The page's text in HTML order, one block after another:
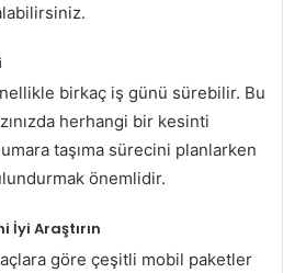
birkaç iş günü sürebilir. Bu
herhangi bir kesinti
taşıma sürecini planlarken
önemlidir.
İyi Araştırın
göre çeşitli mobil paketler